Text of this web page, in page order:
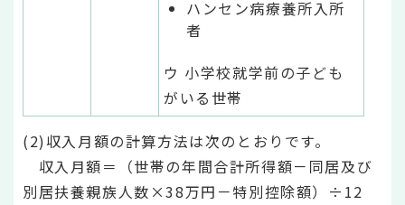
ハンセン病療養所入所
者
ウ 小学校就学前の子ども
がいる世帯
(2)収入月額の計算方法は次のとおりです。
収入月額＝（世帯の年間合計所得額－同居及び
別居扶養親族人数×38万円－特別控除額）÷12